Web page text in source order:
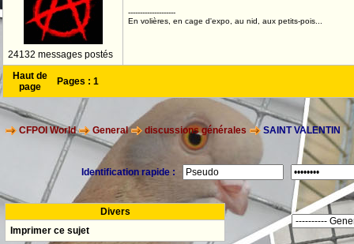
24132 messages postés
--------------------
En volières, en cage d'expo, au nid, aux petits-pois...
Haut de
page
Pages : 1
CFPOI World General discussions générales SAINT VALENTIN
Identification rapide :
Divers
Imprimer ce sujet